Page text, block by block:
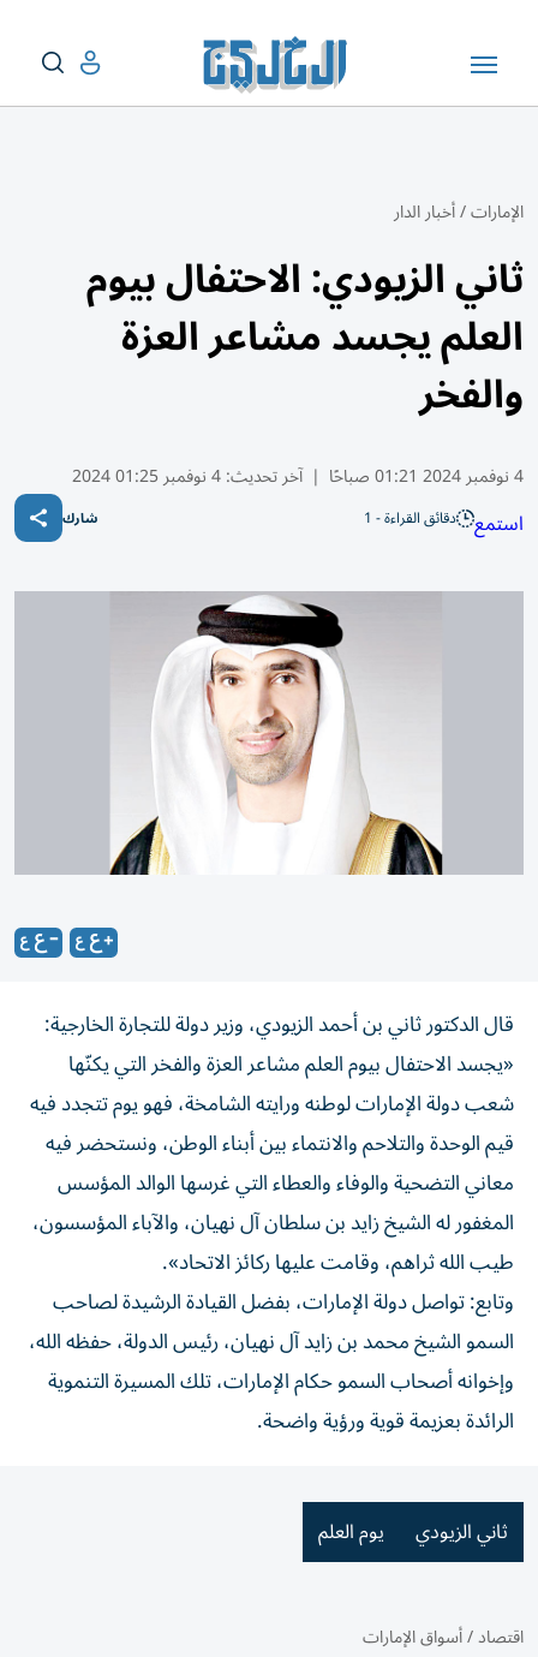
الإمارات/أخبار الدار
ثاني الزيودي: الاحتفال بيوم
العلم يجسد مشاعر العزة
والفخر
4 نوفمبر 2024 01:21 صباحًا | آخر تحديث:4 نوفمبر 01:25 2024
استمع دقائق القراءة - 1 شارك
قال الدكتور ثاني بن أحمد الزيودي، وزير دولة للتجارة الخارجية:
«يجسد الاحتفال بيوم العلم مشاعر العزة والفخر التي يكنّها
شعب دولة الإمارات لوطنه ورايته الشامخة، فهو يوم تتجدد فيه
قيم الوحدة والتلاحم والانتماء بين أبناء الوطن، ونستحضر فيه
معاني التضحية والوفاء والعطاء التي غرسها الوالد المؤسس
المغفور له الشيخ زايد بن سلطان آل نهيان، والآباء المؤسسون،
طيب الله ثراهم، وقامت عليها ركائز الاتحاد».
وتابع: تواصل دولة الإمارات، بفضل القيادة الرشيدة لصاحب
السمو الشيخ محمد بن زايد آل نهيان، رئيس الدولة، حفظه الله،
وإخوانه أصحاب السمو حكام الإمارات، تلك المسيرة التنموية
الرائدة بعزيمة قوية ورؤية واضحة.
ثاني الزيودي يوم العلم
اقتصاد/أسواق الإمارات